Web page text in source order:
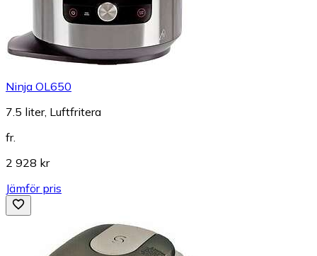
Ninja OL650
7.5 liter, Luftfritera
fr.
2 928 kr
Jämför pris